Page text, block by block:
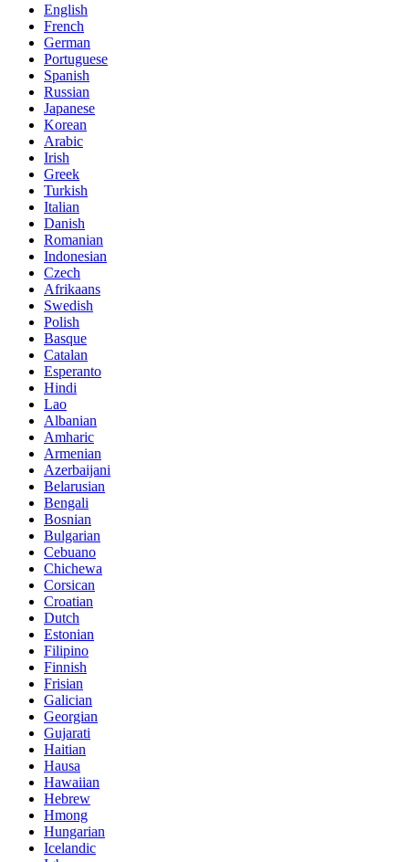
English
French
German
Portuguese
Spanish
Russian
Japanese
Korean
Arabic
Irish
Greek
Turkish
Italian
Danish
Romanian
Indonesian
Czech
Afrikaans
Swedish
Polish
Basque
Catalan
Esperanto
Hindi
Lao
Albanian
Amharic
Armenian
Azerbaijani
Belarusian
Bengali
Bosnian
Bulgarian
Cebuano
Chichewa
Corsican
Croatian
Dutch
Estonian
Filipino
Finnish
Frisian
Galician
Georgian
Gujarati
Haitian
Hausa
Hawaiian
Hebrew
Hmong
Hungarian
Icelandic